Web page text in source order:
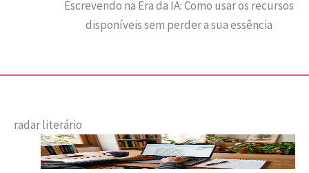
Escrevendo na Era da IA: Como usar os recursos
disponíveis sem perder a sua essência
radar literário